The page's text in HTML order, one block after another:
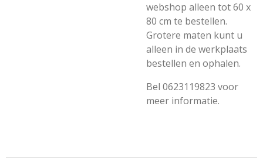
webshop alleen tot 60 x
80 cm te bestellen.
Grotere maten kunt u
alleen in de werkplaats
bestellen en ophalen.
Bel 0623119823 voor
meer informatie.